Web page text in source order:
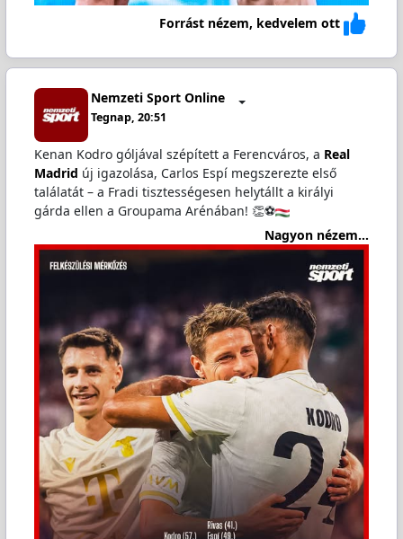
Forrást nézem, kedvelem ott
Nemzeti Sport Online
Tegnap, 20:51
Kenan Kodro góljával szépített a Ferencváros, a Real
Madrid új igazolása, Carlos Espí megszerezte első
találatát – a Fradi tisztességesen helytállt a királyi
gárda ellen a Groupama Arénában! 👏⚽
Nagyon nézem...